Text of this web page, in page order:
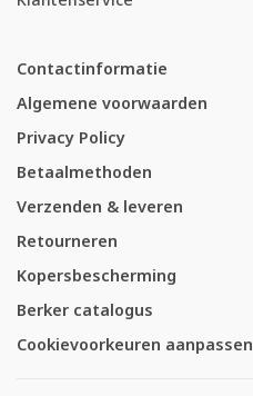
Contactinformatie
Algemene voorwaarden
Privacy Policy
Betaalmethoden
Verzenden & leveren
Retourneren
Kopersbescherming
Berker catalogus
Cookievoorkeuren aanpassen